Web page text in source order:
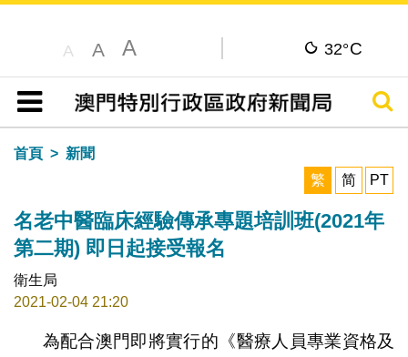
A A A 32°C
目錄
搜尋
首頁
新聞
繁
简 PT
名老中醫臨床經驗傳承專題培訓班(2021年
第二期) 即日起接受報名
衛生局
2021-02-04 21:20
為配合澳門即將實行的《醫療人員專業資格及